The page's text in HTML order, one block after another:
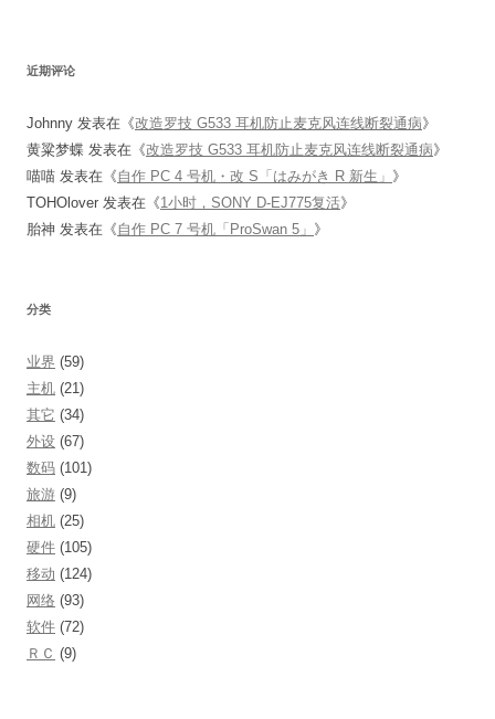
近期评论
Johnny 发表在《改造罗技 G533 耳机防止麦克风连线断裂通病》
黄粱梦蝶 发表在《改造罗技 G533 耳机防止麦克风连线断裂通病》
喵喵 发表在《自作 PC 4 号机・改 S「はみがき R 新生」 》
TOHOlover 发表在《1小时，SONY D-EJ775复活》
胎神 发表在《自作 PC 7 号机「ProSwan 5」 》
分类
业界 (59)
主机 (21)
其它 (34)
外设 (67)
数码 (101)
旅游 (9)
相机 (25)
硬件 (105)
移动 (124)
网络 (93)
软件 (72)
ＲＣ (9)